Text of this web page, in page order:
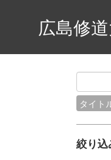
広島修
タイト
絞り込